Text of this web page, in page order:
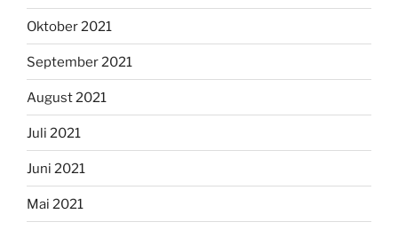
Oktober 2021
September 2021
August 2021
Juli 2021
Juni 2021
Mai 2021